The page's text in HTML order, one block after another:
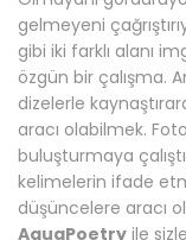
gelmeyeni
gibi iki farklı alanı
özgün bir çalışma.
dizelerle
aracı olabilmek.
buluşturmaya
kelimelerin ifade
düşüncelere aracı
AquaPoetry ile